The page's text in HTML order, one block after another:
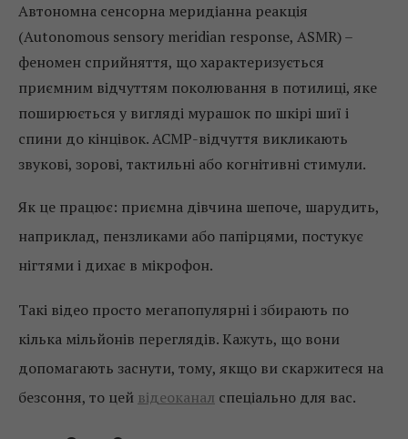
Автономна сенсорна меридіанна реакція
(Autonomous sensory meridian response, ASMR) –
феномен сприйняття, що характеризується
приємним відчуттям поколювання в потилиці, яке
поширюється у вигляді мурашок по шкірі шиї і
спини до кінцівок. АСМР-відчуття викликають
звукові, зорові, тактильні або когнітивні стимули.
Як це працює: приємна дівчина шепоче, шарудить,
наприклад, пензликами або папірцями, постукує
нігтями і дихає в мікрофон.
Такі відео просто мегапопулярні і збирають по
кілька мільйонів переглядів. Кажуть, що вони
допомагають заснути, тому, якщо ви скаржитеся на
безсоння, то цей відеоканал спеціально для вас.